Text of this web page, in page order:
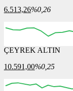
6.513,26%0,26
04:00
ÇEYREK ALTIN
10.591,00%0,25